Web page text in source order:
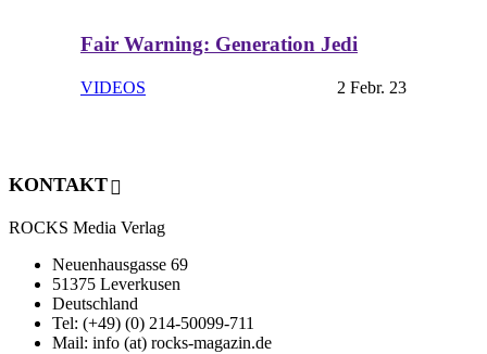
Fair Warning: Generation Jedi
VIDEOS 2 Febr. 23
KONTAKT
ROCKS Media Verlag
Neuenhausgasse 69
51375 Leverkusen
Deutschland
Tel: (+49) (0) 214-50099-711
Mail: info (at) rocks-magazin.de